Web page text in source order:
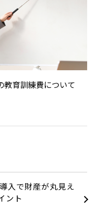
教育訓練費について
入で財産が丸見え
ント